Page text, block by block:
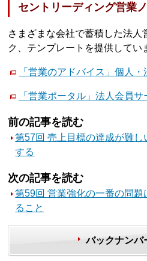
セントリーディング営業
さまざまな会社で蓄積した法人
ク、テンプレートを提供してい
「営業のアドバイス」個人
「営業ポータル」法人会員サ
前の記事を読む
第57回 売上目標の達成が難し
する
次の記事を読む
第59回 営業強化の一番の問
ること
バックナンバ